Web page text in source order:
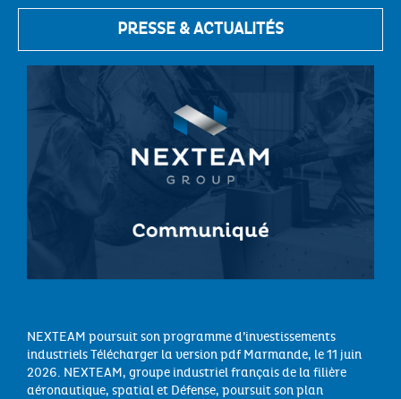
PRESSE & ACTUALITÉS
NEXTEAM poursuit son programme d’investissements
industriels Télécharger la version pdf Marmande, le 11 juin
2026. NEXTEAM, groupe industriel français de la filière
aéronautique, spatial et Défense, poursuit son plan